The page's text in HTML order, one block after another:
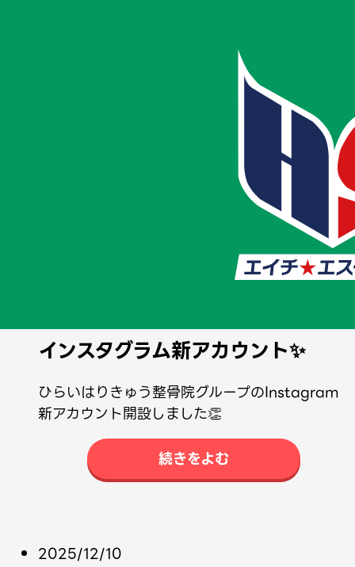
#尾久院#梅屋敷院
#浦和院
#北浦和院
#平井分院
#門前仲町院
#西日暮里分院#大塚院
#板橋院#住吉院
インスタグラム新アカウント✨
ひらいはりきゅう整骨院グループのInstagram
新アカウント開設しました👏
続きをよむ
2025/12/10